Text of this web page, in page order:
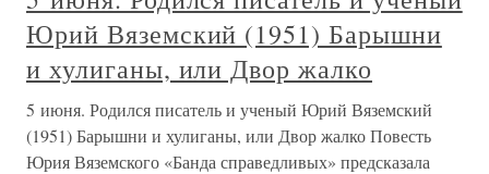
Юрий Вяземский (1951) Барышни
и хулиганы, или Двор жалко
5 июня. Родился писатель и ученый Юрий Вяземский
(1951) Барышни и хулиганы, или Двор жалко Повесть
Юрия Вяземского «Банда справедливых» предсказала